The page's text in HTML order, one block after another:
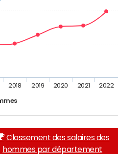
2018 2019 2020 2021 2022
Classement des salaires des
hommes par département